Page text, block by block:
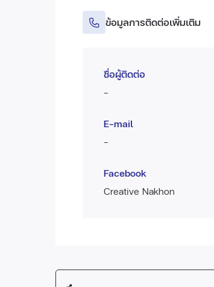
ข้อมูลการติดต่อเพิ่มเติม
ชื่อผู้ติดต่อ
-
E-mail
-
Facebook
Creative Nakhon